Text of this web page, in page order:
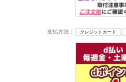
支払方法： クレジットカード